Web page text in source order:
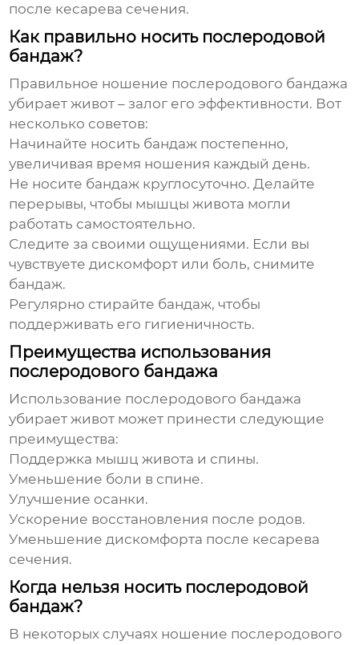
после кесарева сечения.
Как правильно носить послеродовой
бандаж?
Правильное ношение послеродового бандажа
убирает живот – залог его эффективности. Вот
несколько советов:
Начинайте носить бандаж постепенно,
увеличивая время ношения каждый день.
Не носите бандаж круглосуточно. Делайте
перерывы, чтобы мышцы живота могли
работать самостоятельно.
Следите за своими ощущениями. Если вы
чувствуете дискомфорт или боль, снимите
бандаж.
Регулярно стирайте бандаж, чтобы
поддерживать его гигиеничность.
Преимущества использования
послеродового бандажа
Использование послеродового бандажа
убирает живот может принести следующие
преимущества:
Поддержка мышц живота и спины.
Уменьшение боли в спине.
Улучшение осанки.
Ускорение восстановления после родов.
Уменьшение дискомфорта после кесарева
сечения.
Когда нельзя носить послеродовой
бандаж?
В некоторых случаях ношение послеродового